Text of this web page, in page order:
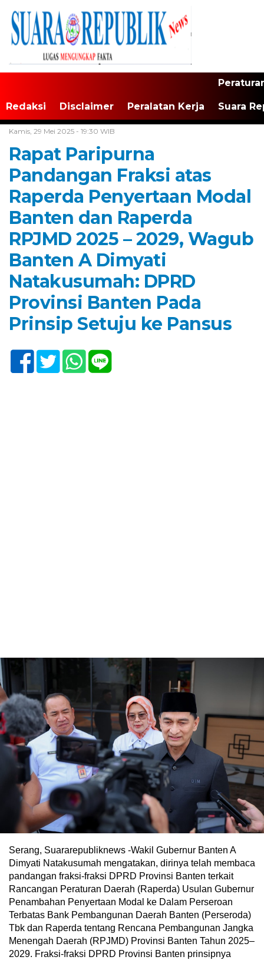
Redaksi Disclaimer Peralatan Kerja Suara
Kamis, 29 Mei 2025 - 19:30 WIB
Rapat Paripurna
Pandangan Fraksi atas
Raperda Penyertaan Modal
Banten dan Raperda
RPJMD 2025 – 2029, Wagub
Banten A Dimyati
Natakusumah: DPRD
Provinsi Banten Pada
Prinsip Setuju ke Pansus
Serang, Suararepubliknews -Wakil Gubernur Banten A
Dimyati Natakusumah mengatakan, dirinya telah membaca
pandangan fraksi-fraksi DPRD Provinsi Banten terkait
Rancangan Peraturan Daerah (Raperda) Usulan Gubernur
Penambahan Penyertaan Modal ke Dalam Perseroan
Terbatas Bank Pembangunan Daerah Banten (Perseroda)
Tbk dan Raperda tentang Rencana Pembangunan Jangka
Menengah Daerah (RPJMD) Provinsi Banten Tahun 2025–
2029. Fraksi-fraksi DPRD Provinsi Banten prinsipnya